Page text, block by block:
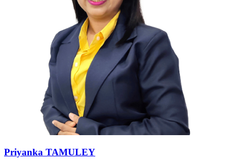
Priyanka TAMULEY